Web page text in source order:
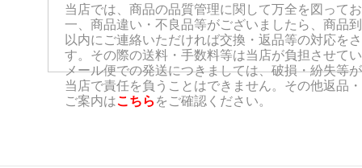
当店では、商品の品質管理に関して万全を図って
一、商品違い・不良品等がございましたら、商品
以内にご連絡いただければ交換・返品等の対応を
す。その際の送料・手数料等は当店が負担させて
メール便での発送につきましては、破損・紛失等
当店で責任を負うことはできません。その他返品
ご案内はこちら をご確認ください。